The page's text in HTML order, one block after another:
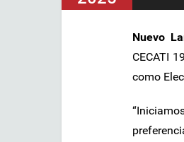
Nuevo
CECATI
como